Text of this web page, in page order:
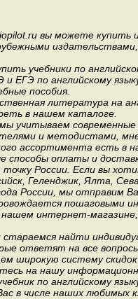
вы можете купить
издательствами,
учебники по
и ЕГЭ по английскому
пособия.
литература на
в нашем каталоге.
учитываем
и методистами,
ассортимента есть в
способы оплаты и
России. Если вы
Геленджик, Ялта,
России, мы отправим
пошаговыми
нашем интернет-
найти
ответят на все
широкую систему
на нашу
по английскому
в числе наших любимых